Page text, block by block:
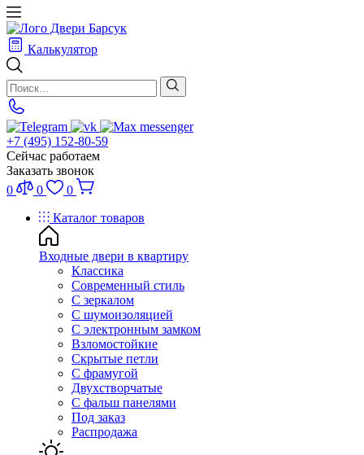
Калькулятор
+7 (495) 152-80-59
Сейчас работаем
Заказать звонок
0
0
0
Каталог товаров
Входные двери в квартиру
Классика
Современный стиль
С зеркалом
С шумоизоляцией
С электронным замком
Взломостойкие
Скрытые петли
С фрамугой
Двухстворчатые
С фальш панелями
Под заказ
Распродажа